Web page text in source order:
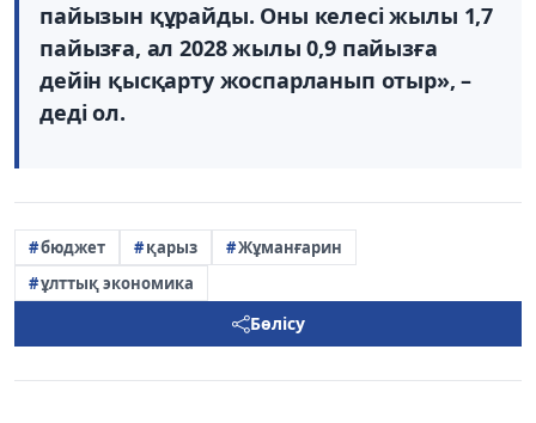
пайызын құрайды. Оны келесі жылы 1,7
пайызға, ал 2028 жылы 0,9 пайызға
дейін қысқарту жоспарланып отыр», –
деді ол.
бюджет қарыз
Жұманғарин
ұлттық экономика
Бөлісу